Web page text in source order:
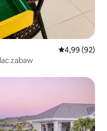
Średnia
4,99 (92)
zabaw